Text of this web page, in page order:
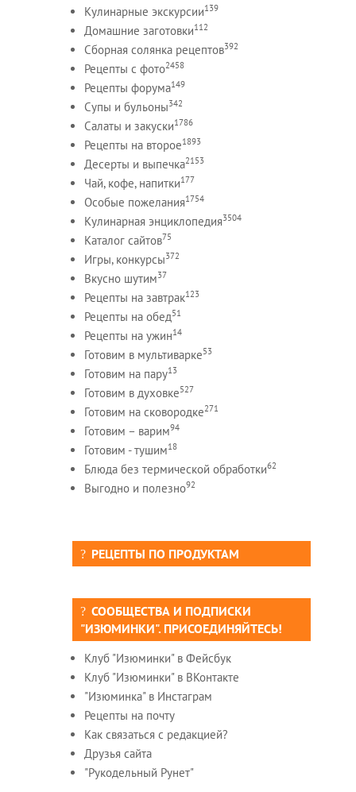
Кулинарные экскурсии139
Домашние заготовки112
Сборная солянка рецептов392
Рецепты c фото2458
Рецепты форума149
Супы и бульоны342
Салаты и закуски1786
Рецепты на второе1893
Десерты и выпечка2153
Чай, кофе, напитки177
Особые пожелания1754
Кулинарная энциклопедия3504
Каталог сайтов75
Игры, конкурсы372
Вкусно шутим37
Рецепты на завтрак123
Рецепты на обед51
Рецепты на ужин14
Готовим в мультиварке53
Готовим на пару13
Готовим в духовке527
Готовим на сковородке271
Готовим – варим94
Готовим - тушим18
Блюда без термической обработки62
Выгодно и полезно92
РЕЦЕПТЫ ПО ПРОДУКТАМ
СООБЩЕСТВА И ПОДПИСКИ
"ИЗЮМИНКИ". ПРИСОЕДИНЯЙТЕСЬ!
Клуб "Изюминки" в Фейсбук
Клуб "Изюминки" в ВКонтакте
"Изюминка" в Инстаграм
Рецепты на почту
Как связаться с редакцией?
Друзья сайта
"Рукодельный Рунет"